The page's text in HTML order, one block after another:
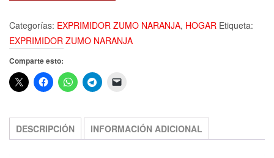
Categorías: EXPRIMIDOR ZUMO NARANJA, HOGAR Etiqueta:
EXPRIMIDOR ZUMO NARANJA
Comparte esto:
DESCRIPCIÓN INFORMACIÓN ADICIONAL